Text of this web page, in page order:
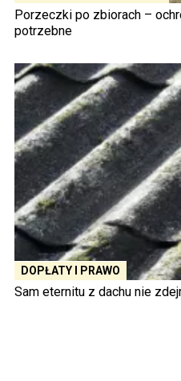
Porzeczki po zbiorach –
potrzebne
DOPŁATY I PRAWO
Sam eternitu z dachu nie